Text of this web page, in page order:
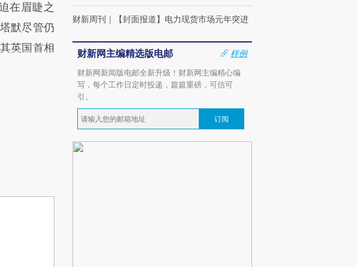
在眉睫之
默尽管仍
英国首相
财新周刊 ｜ 【封面报道】电力现货市场元年突进
财新网主编精选版电邮
样例
财新网新闻版电邮全新升级！财新网主编精心编
写，每个工作日定时投递，篇篇重磅，可信可
引。
订阅